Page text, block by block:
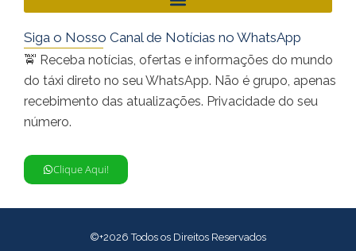
Siga o Nosso Canal de Notícias no WhatsApp
🚖 Receba notícias, ofertas e informações do mundo
do táxi direto no seu WhatsApp. Não é grupo, apenas
recebimento das atualizações. Privacidade do seu
número.
Clique Aqui!
©+2026 Todos os Direitos Reservados